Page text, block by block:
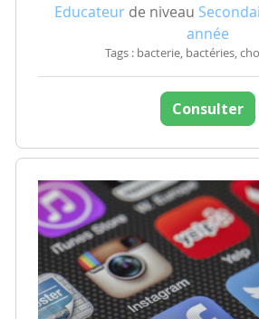
Educateur de niveau
année
Tags : bacterie, bactéries,
Consulter